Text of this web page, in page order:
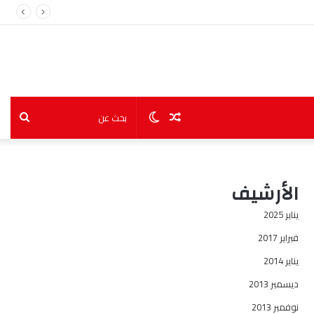
بحث
الوضعمقال
الأرشيف
يناير 2025
فبراير 2017
يناير 2014
ديسمبر 2013
نوفمبر 2013